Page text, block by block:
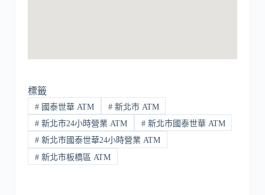
標籤
#國泰世華 ATM #新北市 ATM
#新北市24小時營業 ATM #新北市國泰世華 ATM
#新北市國泰世華24小時營業 ATM
#新北市板橋區 ATM